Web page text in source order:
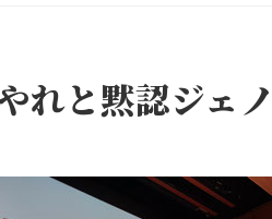
れと黙認ジェ